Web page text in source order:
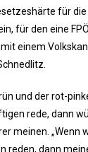
für
für den eine
einem
und der rot-
rede, dann
meinen. „Wenn
reden, dann